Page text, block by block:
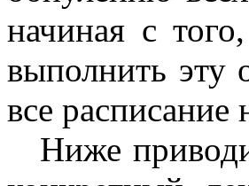
начиная с
выполнить эту
все
Ниже